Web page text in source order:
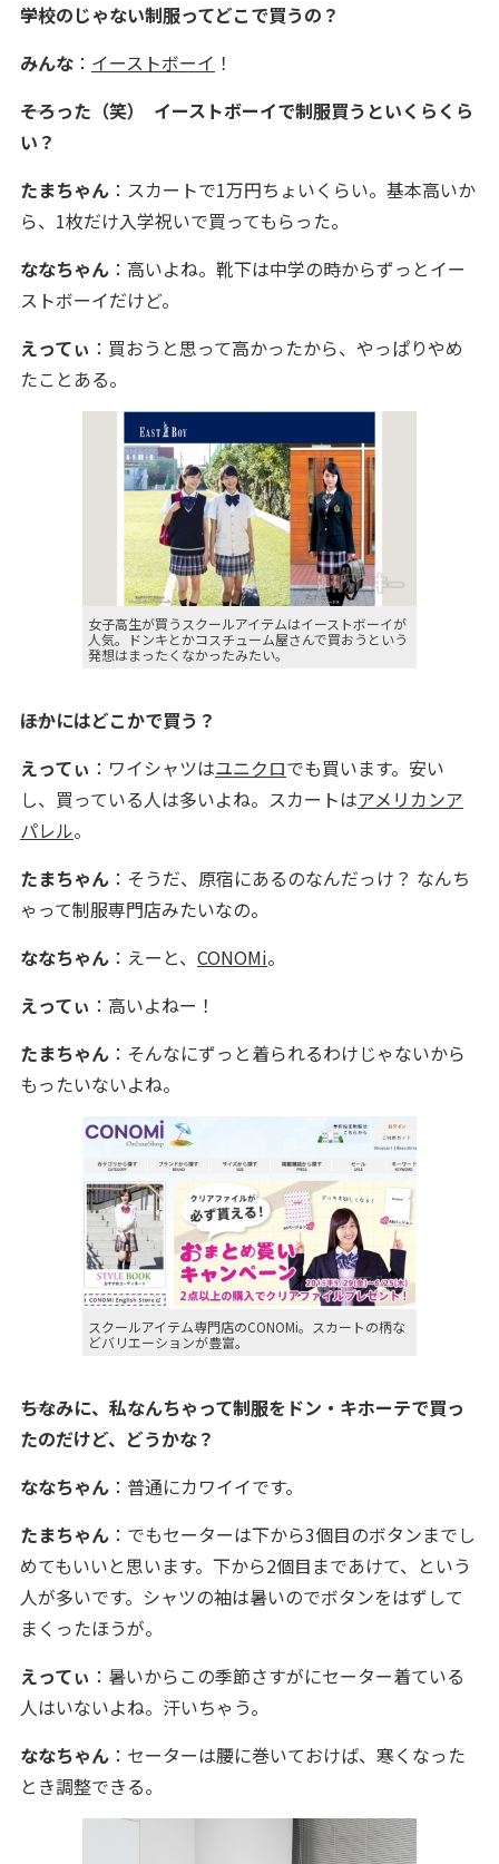
――学校のじゃない制服ってどこで買うの？
みんな： イーストボーイ ！
――そろった（笑） イーストボーイで制服買うといくらくら
い？
たまちゃん：スカートで1万円ちょいくらい。基本高いか
ら、1枚だけ入学祝いで買ってもらった。
ななちゃん：高いよね。靴下は中学の時からずっとイー
ストボーイだけど。
えってぃ ：買おうと思って高かったから、やっぱりやめ
たことある。
女子高生が買うスクールアイテムはイーストボーイが
人気。ドンキとかコスチューム屋さんで買おうという
発想はまったくなかったみたい。
――ほかにはどこかで買う？
えってぃ ：ワイシャツはユニクロでも買います。安い
し、買っている人は多いよね。スカートはアメリカンア
パレル。
たまちゃん：そうだ、原宿にあるのなんだっけ？ なんち
ゃって制服専門店みたいなの。
ななちゃん：えーと、 CONOMi。
えってぃ ：高いよねー！
たまちゃん：そんなにずっと着られるわけじゃないから
もったいないよね。
スクールアイテム専門店のCONOMi。スカートの柄な
どバリエーションが豊富。
――ちなみに、私なんちゃって制服をドン・キホーテで買っ
たのだけど、どうかな？
ななちゃん：普通にカワイイです。
たまちゃん：でもセーターは下から3個目のボタンまでし
めてもいいと思います。下から2個目まであけて、という
人が多いです。シャツの袖は暑いのでボタンをはずして
まくったほうが。
えってぃ ：暑いからこの季節さすがにセーター着ている
人はいないよね。汗いちゃう。
ななちゃん：セーターは腰に巻いておけば、寒くなった
とき調整できる。